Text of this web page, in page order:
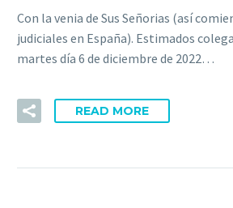
Con la venia de Sus Señorias (así
judiciales en España). Estimados
martes día 6 de diciembre de 2022…
READ MORE